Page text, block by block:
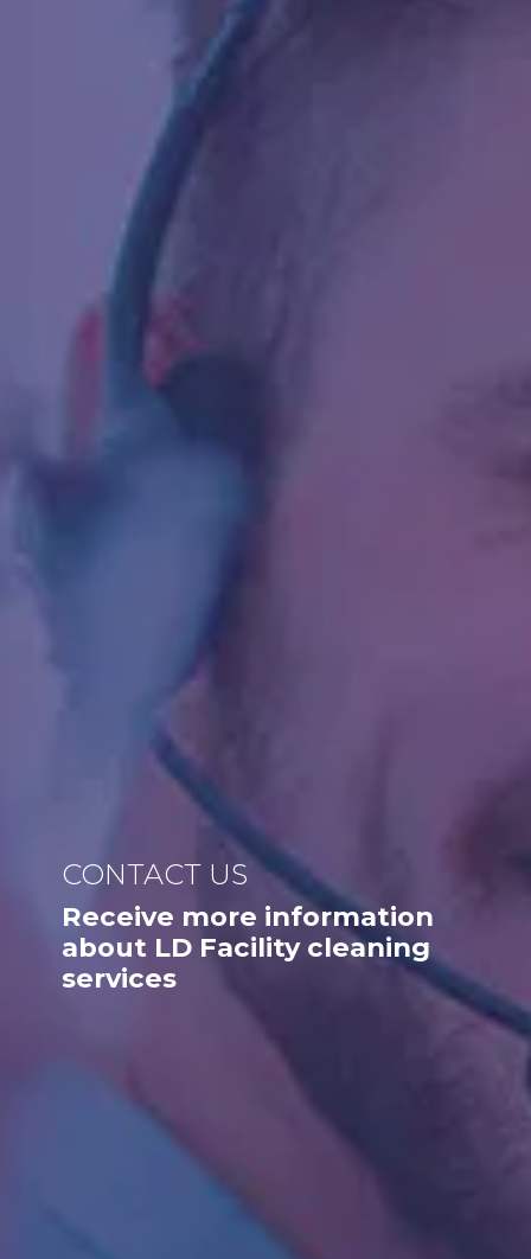
CONTACT US
Receive more information
about LD Facility cleaning
services